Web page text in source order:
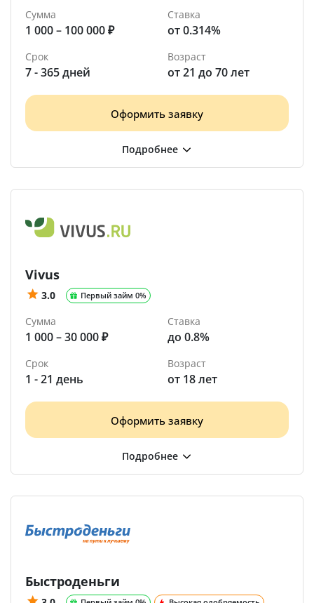
Сумма
1 000 – 100 000 ₽
Ставка
от 0.314%
Срок
7 - 365 дней
Возраст
от 21 до 70 лет
Оформить заявку
Vivus
3.0 Первый займ 0%
Сумма
1 000 – 30 000 ₽
Ставка
до 0.8%
Срок
1 - 21 день
Возраст
от 18 лет
Оформить заявку
Быстроденьги